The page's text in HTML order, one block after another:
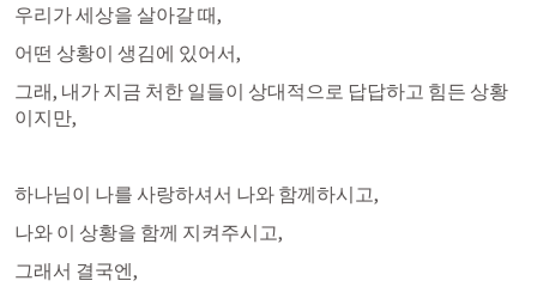
우리가 세상을 살아갈 때,
어떤 상황이 생김에 있어서,
그래, 내가 지금 처한 일들이 상대적으로 답답하고 힘든 상황
이지만,
하나님이 나를 사랑하셔서 나와 함께하시고,
나와 이 상황을 함께 지켜주시고,
그래서 결국엔,